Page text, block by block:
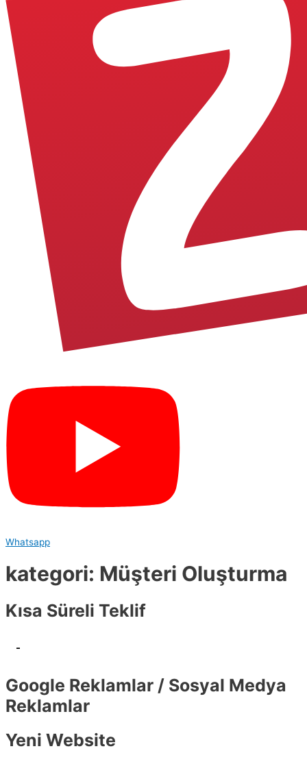
Whatsapp
kategori: Müşteri Oluşturma
Kısa Süreli Teklif
-
Google Reklamlar / Sosyal Medya
Reklamlar
Yeni Website